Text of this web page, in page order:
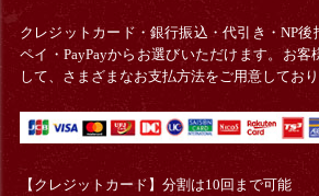
クレジットカード・銀行振込・代引き・NP後
ペイ・PayPayからお選びいただけます。お客
して、さまざまなお支払方法をご用意しており
【クレジットカード】分割は10回まで可能